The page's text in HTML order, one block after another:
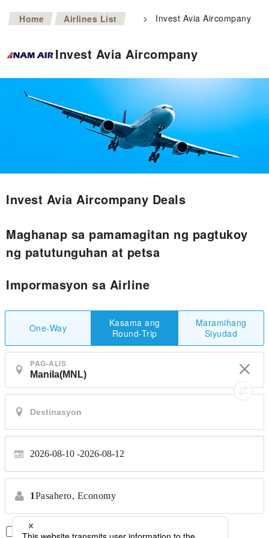
Home >
Airlines List > Invest Avia Aircompany
Invest Avia Aircompany
Invest Avia Aircompany Deals
Maghanap sa pamamagitan ng pagtukoy
ng patutunguhan at petsa
Impormasyon sa Airline
One-Way
Kasama ang
Round-Trip
Maramihang
Siyudad
PAG-ALIS
2026-08-10 2026-08-12
1Pasahero, Economy
Direktang Flight Lamang *Walang paglilipat